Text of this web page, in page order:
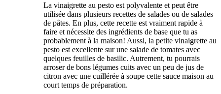
La vinaigrette au pesto est polyvalente et peut être
utilisée dans plusieurs recettes de salades ou de salades
de pâtes. En plus, cette recette est vraiment rapide à
faire et nécessite des ingrédients de base que tu as
probablement à la maison! Aussi, la petite vinaigrette au
pesto est excellente sur une salade de tomates avec
quelques feuilles de basilic. Autrement, tu pourrais
arroser de bons légumes cuits avec un peu de jus de
citron avec une cuillérée à soupe cette sauce maison au
court temps de préparation.